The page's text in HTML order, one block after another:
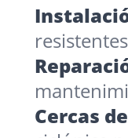
Cercas